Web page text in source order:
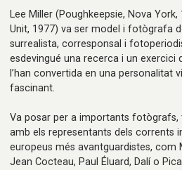
Lee Miller (Poughkeepsie, Nova York,
Unit, 1977) va ser model i fotògrafa
surrealista, corresponsal i
esdevingué una recerca i un exercici
l’han convertida en una personalitat
fascinant.
Va posar per a importants fotògrafs,
amb els representants dels corrents
europeus més avantguardistes, com
Jean Cocteau, Paul Éluard, Dalí o